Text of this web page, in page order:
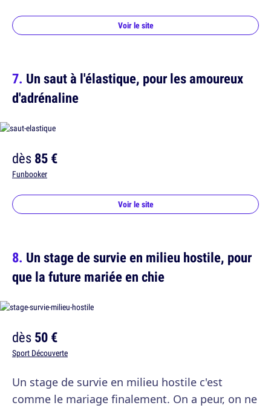
Voir le site
Un saut à l'élastique, pour les amoureux
d'adrénaline
dès85 €
Funbooker
Voir le site
Un stage de survie en milieu hostile, pour
que la future mariée en chie
dès50 €
Sport Découverte
Un stage de survie en milieu hostile c'est
comme le mariage finalement. On a peur, on ne